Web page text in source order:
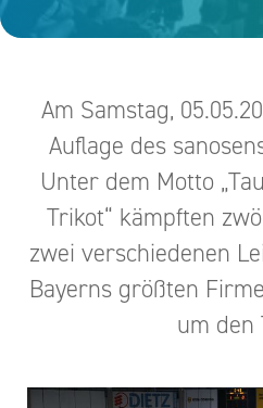
Am Samstag,
Auflage des
Unter dem Motto
Trikot“ kämpften
zwei verschiedenen
Bayerns größten
um den